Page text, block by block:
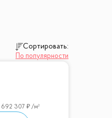
Сортировать:
По популярности
1 692 307 /м²